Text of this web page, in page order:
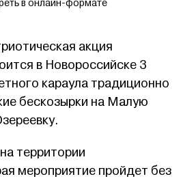
в онлайн-формате
акция
в Новороссийске 3
караула традиционно
бескозырки на Малую
территории
мероприятие пройдет без